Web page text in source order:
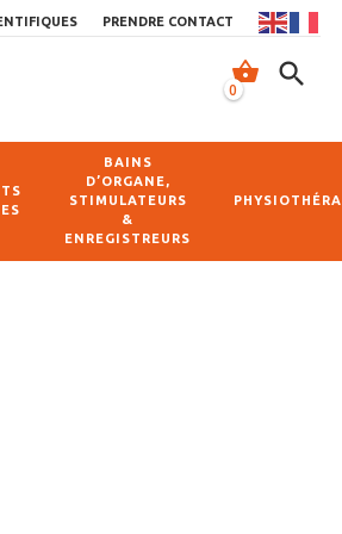
0
shopping_basket search
PRENDRE CONTACT
BAINS
D’ORGANE,
STIMULATEURS
&
ENREGISTREURS